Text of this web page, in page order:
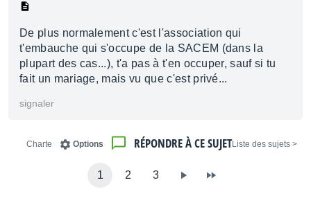
De plus normalement c'est l'association qui
t'embauche qui s'occupe de la SACEM (dans la
plupart des cas...), t'a pas à t'en occuper, sauf si tu
fait un mariage, mais vu que c'est privé...
signaler
< Liste des sujets
RÉPONDRE À CE SUJET
Options
Charte
1 2 3